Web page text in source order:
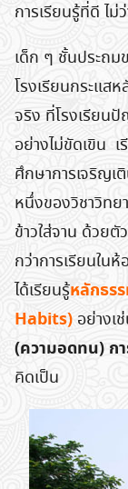
การเรียนรู้ที่ดี ไม่
เด็ก ๆ ชั้นประถม
โรงเรียนกระแส
จริง ที่โรงเรียน
อย่างไม่ขัดเขิน
ศึกษาการเจริญเ
หนึ่งของวิชาวิท
ข้าวใส่จาน ด้วย
กว่าการเรียนใน
ได้เรียนรู้หลักธร
Habits) อย่างเ
(ความอดทน) ก
คิดเป็น